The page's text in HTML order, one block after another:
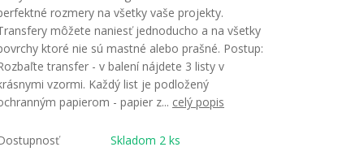
rozmery na všetky vaše projekty.
môžete naniesť jednoducho a na všetky
ktoré nie sú mastné alebo prašné. Postup:
transfer - v balení nájdete 3 listy v
vzormi. Každý list je podložený
papierom - papier z... celý popis
Skladom 2 ks